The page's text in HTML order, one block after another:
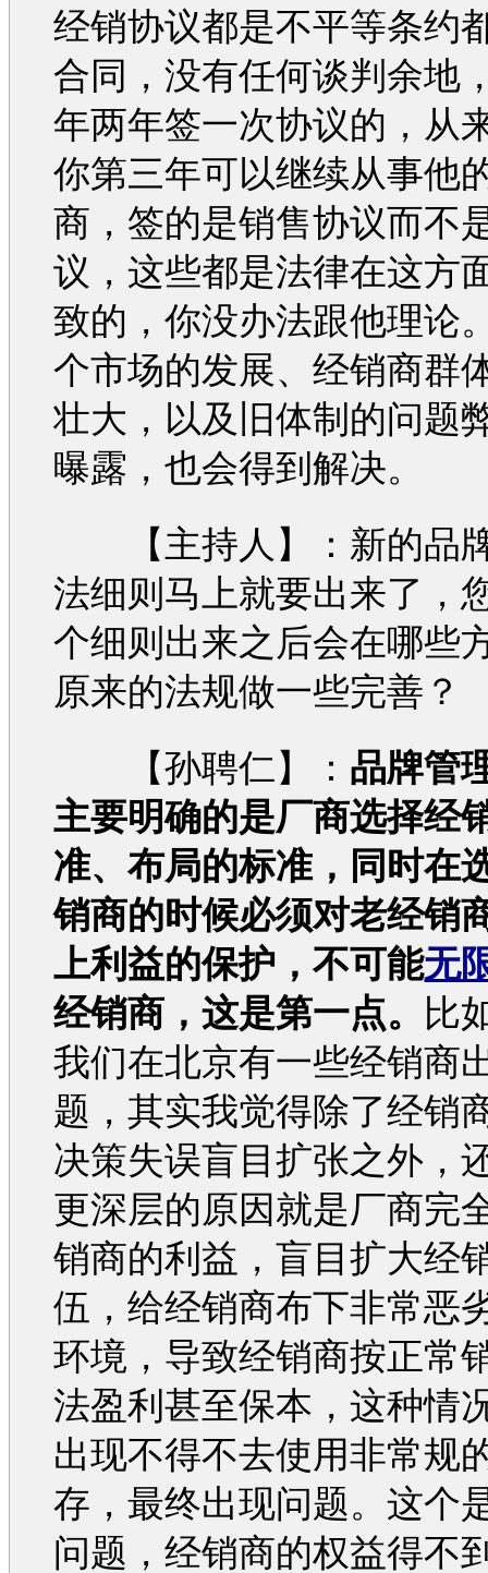
经销协议都是不平等条约
合同，没有任何谈判余地
年两年签一次协议的，从
你第三年可以继续从事他
商，签的是销售协议而不
议，这些都是法律在这方
致的，你没办法跟他理论
个市场的发展、经销商群
壮大，以及旧体制的问题
曝露，也会得到解决。
【主持人】：新的品
法细则马上就要出来了，
个细则出来之后会在哪些
原来的法规做一些完善？
【孙聘仁】： 品牌管
主要明确的是厂商选择经
准、布局的标准，同时在
销商的时候必须对老经销
上利益的保护，不可能无
经销商，这是第一点。
比
我们在北京有一些经销商
题，其实我觉得除了经销
决策失误盲目扩张之外，
更深层的原因就是厂商完
销商的利益，盲目扩大经
伍，给经销商布下非常恶
环境，导致经销商按正常
法盈利甚至保本，这种情
出现不得不去使用非常规
存，最终出现问题。这个
问题，经销商的权益得不